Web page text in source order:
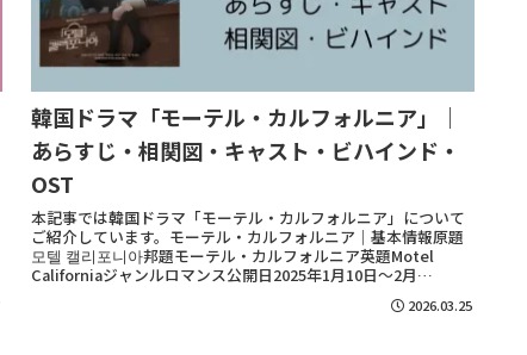
韓国ドラマ「モーテル・カルフォルニア」｜
あらすじ・相関図・キャスト・ビハインド・
OST
本記事では韓国ドラマ「モーテル・カルフォルニア」について
ご紹介しています。モーテル・カルフォルニア｜基本情報原題
모텔 캘리포니아邦題モーテル・カルフォルニア英題Motel
Californiaジャンルロマンス公開日2025年1月10日～2月
2026.03.25